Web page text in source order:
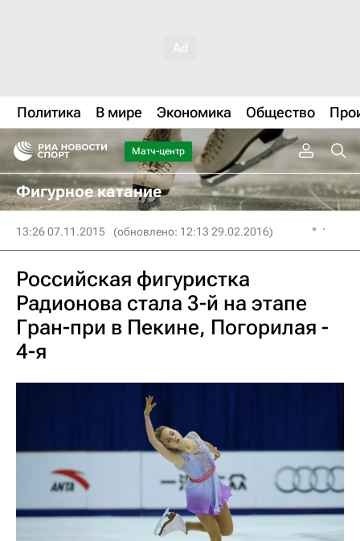
Политика В мире Экономика Общество
Матч-центр
Фигурное катание
13:26 07.11.2015 (обновлено: 12:13 29.02.2016)
Российская фигуристка
Радионова стала 3-й на этапе
Гран-при в Пекине, Погорилая -
4-я